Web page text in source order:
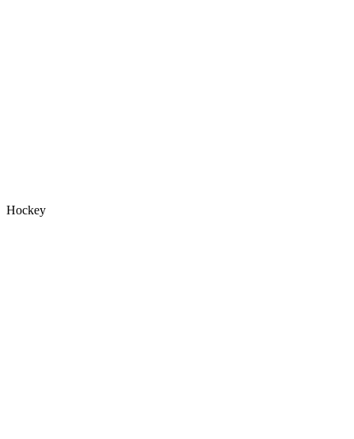
Hockey